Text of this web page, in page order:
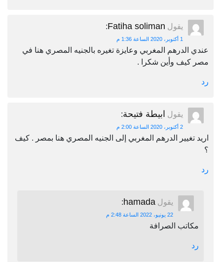
يقول Fatiha soliman
:
1 أكتوبر، 2020 الساعة 1:36 م
عندي الدرهم المغربي وعايزة تغيره بالجنيه المصري هنا في
مصر كيف وأين شكرا .
رد
يقول ابيطة فتيحة:
2 أكتوبر، 2020 الساعة 2:00 م
اريد تغيير الدرهم المغربي إلى الجنيه المصري هنا بمصر . كيف
؟
رد
يقول hamada
:
22 يونيو، 2022 الساعة 2:48 م
مكاتب الصرافة
رد